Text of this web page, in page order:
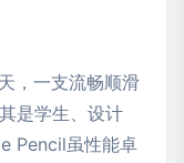
，一支流畅顺滑
是学生、设计
Pencil虽性能卓